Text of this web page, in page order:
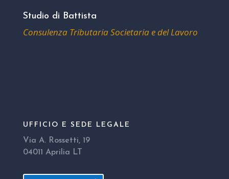
Studio di Battista
Consulenza Tributaria Societaria e del Lavoro
UFFICIO E SEDE LEGALE
Via A. Rossetti, 19
04011 Aprilia LT